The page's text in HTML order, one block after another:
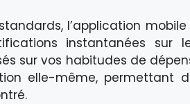
l’application
instantanées sur
sur vos habitudes de
elle-même, permettant